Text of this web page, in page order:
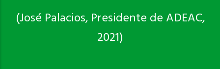
(José Palacios, Presidente de ADEAC,
2021)